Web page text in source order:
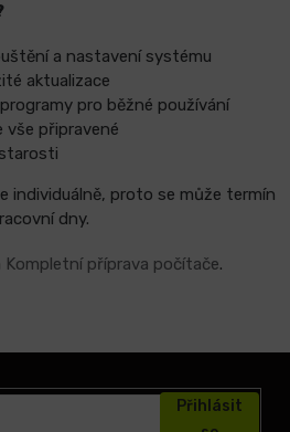
a nastavení systému
aktualizace
pro běžné používání
vše připravené
individuálně, proto se může termín
dny.
Kompletní příprava počítače.
v
Přihlásit